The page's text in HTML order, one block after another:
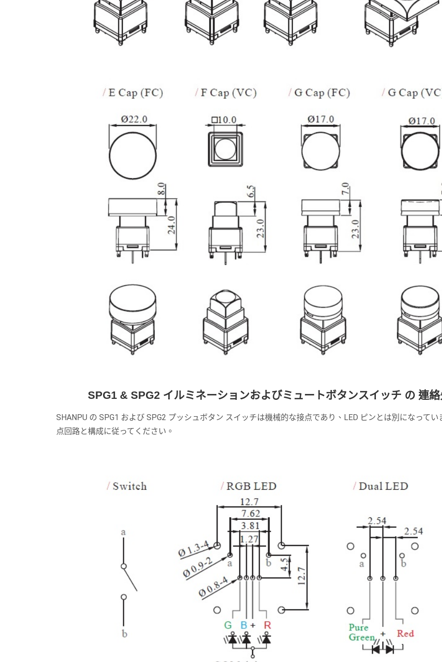
SPG1 & SPG2 イルミネーションおよびミュートボタンスイッチ の 連
SHANPU の SPG1 および SPG2 プッシュボタン スイッチは機械的な接点であり、LED ピンとは別になって
点回路と構成に従ってください。